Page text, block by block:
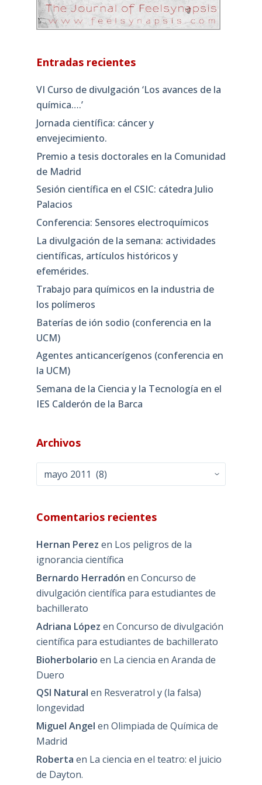
Entradas recientes
VI Curso de divulgación ‘Los avances de la
química….’
Jornada científica: cáncer y
envejecimiento.
Premio a tesis doctorales en la Comunidad
de Madrid
Sesión científica en el CSIC: cátedra Julio
Palacios
Conferencia: Sensores electroquímicos
La divulgación de la semana: actividades
científicas, artículos históricos y
efemérides.
Trabajo para químicos en la industria de
los polímeros
Baterías de ión sodio (conferencia en la
UCM)
Agentes anticancerígenos (conferencia en
la UCM)
Semana de la Ciencia y la Tecnología en el
IES Calderón de la Barca
Archivos
Comentarios recientes
Hernan Perez en Los peligros de la
ignorancia científica
Bernardo Herradón en Concurso de
divulgación científica para estudiantes de
bachillerato
Adriana López en Concurso de divulgación
científica para estudiantes de bachillerato
Bioherbolario en La ciencia en Aranda de
Duero
QSI Natural en Resveratrol y (la falsa)
longevidad
Miguel Angel en Olimpiada de Química de
Madrid
Roberta en La ciencia en el teatro: el juicio
de Dayton.